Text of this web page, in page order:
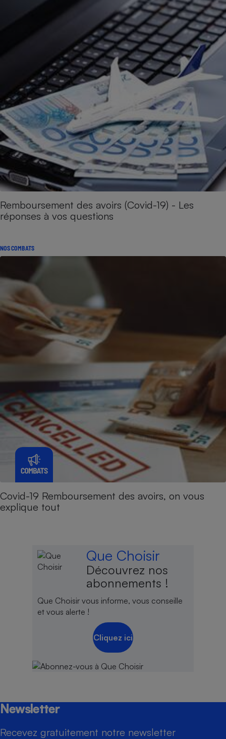
Remboursement des avoirs (Covid-19) - Les
réponses à vos questions
NOS COMBATS
Covid-19 Remboursement des avoirs, on vous
explique tout
Que Choisir
Découvrez nos
abonnements !
Que Choisir vous informe, vous conseille
et vous alerte !
Cliquez ici
Newsletter
Recevez gratuitement notre newsletter